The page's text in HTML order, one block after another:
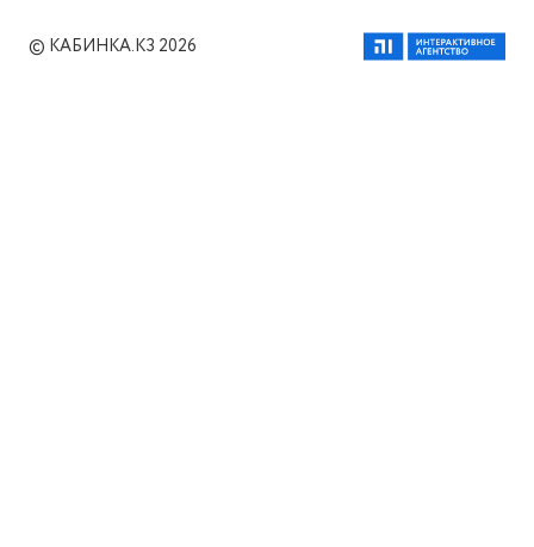
© КАБИНКА.КЗ 2026